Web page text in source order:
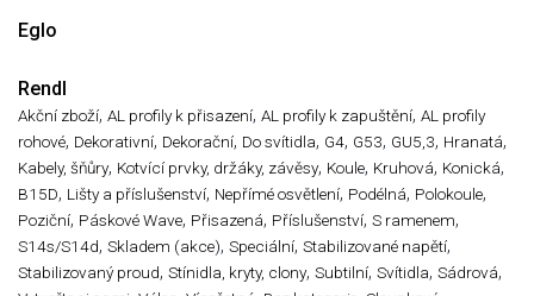
Eglo
Rendl
Akční zboží, AL profily k přisazení, AL profily k zapuštění, AL profily
rohové, Dekorativní, Dekorační, Do svítidla, G4, G53, GU5,3, Hranatá,
Kabely, šňůry, Kotvící prvky, držáky, závěsy, Koule, Kruhová, Konická,
B15D, Lišty a příslušenství, Nepřímé osvětlení, Podélná, Polokoule,
Poziční, Páskové Wave, Přisazená, Příslušenství, S ramenem,
S14s/S14d, Skladem (akce), Speciální, Stabilizované napětí,
Stabilizovaný proud, Stínidla, kryty, clony, Subtilní, Svítidla, Sádrová,